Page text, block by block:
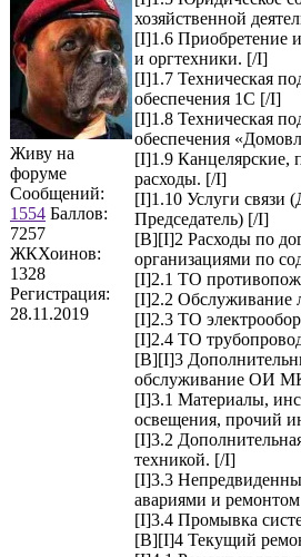
Живу на
форуме
Сообщений:
1554 Баллов:
7257
ЖКХоинов:
1328
Регистрация:
28.11.2019
хозяйственной
[I]1.6 Приобретение
и оргтехники. [/I]
[I]1.7 Техническая
обеспечения 1С [/I]
[I]1.8 Техническая
обеспечения
[I]1.9 Канцелярские,
расходы. [/I]
[I]1.10 Услуги связи
Председатель) [/I]
[B][I]2 Расходы по
организациями по
[I]2.1 ТО
[I]2.2 Обслуживание
[I]2.3 ТО
[I]2.4 ТО
[B][I]3
обслуживание ОИ
[I]3.1 Материалы,
освещения, прочий
[I]3.2
техникой. [/I]
[I]3.3
авариями и
[I]3.4 Промывка
[B][I]4 Текущий